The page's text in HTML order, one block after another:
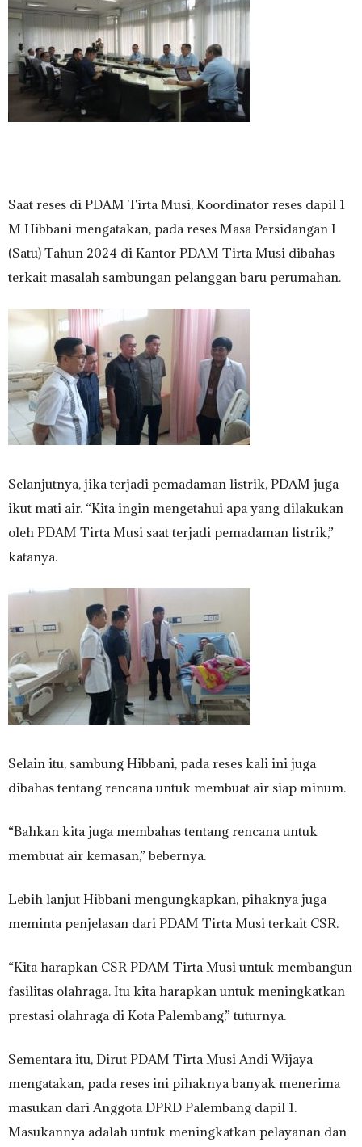
Saat reses di PDAM Tirta Musi, Koordinator reses dapil 1
M Hibbani mengatakan, pada reses Masa Persidangan I
(Satu) Tahun 2024 di Kantor PDAM Tirta Musi dibahas
terkait masalah sambungan pelanggan baru perumahan.
Selanjutnya, jika terjadi pemadaman listrik, PDAM juga
ikut mati air. “Kita ingin mengetahui apa yang dilakukan
oleh PDAM Tirta Musi saat terjadi pemadaman listrik,”
katanya.
Selain itu, sambung Hibbani, pada reses kali ini juga
dibahas tentang rencana untuk membuat air siap minum.
“Bahkan kita juga membahas tentang rencana untuk
membuat air kemasan,” bebernya.
Lebih lanjut Hibbani mengungkapkan, pihaknya juga
meminta penjelasan dari PDAM Tirta Musi terkait CSR.
“Kita harapkan CSR PDAM Tirta Musi untuk membangun
fasilitas olahraga. Itu kita harapkan untuk meningkatkan
prestasi olahraga di Kota Palembang,” tuturnya.
Sementara itu, Dirut PDAM Tirta Musi Andi Wijaya
mengatakan, pada reses ini pihaknya banyak menerima
masukan dari Anggota DPRD Palembang dapil 1.
Masukannya adalah untuk meningkatkan pelayanan dan